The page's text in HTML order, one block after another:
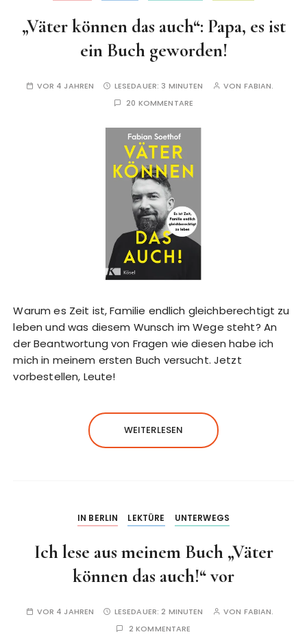
„Väter können das auch“: Papa, es ist
ein Buch geworden!
VOR 4 JAHREN LESEDAUER: 3 MINUTEN VON FABIAN.
20 KOMMENTARE
Warum es Zeit ist, Familie endlich gleichberechtigt zu
leben und was diesem Wunsch im Wege steht? An
der Beantwortung von Fragen wie diesen habe ich
mich in meinem ersten Buch versucht. Jetzt
vorbestellen, Leute!
WEITERLESEN
IN BERLIN LEKTÜRE UNTERWEGS
Ich lese aus meinem Buch „Väter
können das auch!“ vor
VOR 4 JAHREN LESEDAUER:2 MINUTEN VON FABIAN.
2 KOMMENTARE